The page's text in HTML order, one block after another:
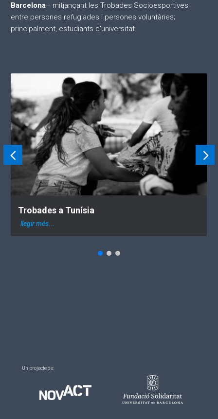
Barcelona– mitjançant les Trobades Socioesportives
entre persones refugiades i persones voluntàries;
principalment, estudiants d’universitat.
Trobades a Tunísia
llegir més...
Un projecte de: